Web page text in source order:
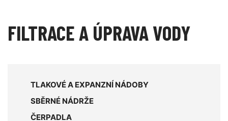
FILTRACE A ÚPRAVA VODY
TLAKOVÉ A EXPANZNÍ NÁDOBY
SBĚRNÉ NÁDRŽE
ČERPADLA